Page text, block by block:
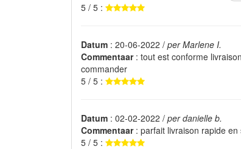
5 / 5 :
Datum : 20-06-2022 / per Marlene I.
Commentaar: tout est conforme
commander
5 / 5 :
Datum : 02-02-2022 / per danielle b.
Commentaar: parfait livraison rapide en
5 / 5 :